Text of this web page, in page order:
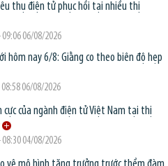
thụ điện tử phục hồi tại nhiều thị
09:06 06/08/2026
hôm nay 6/8: Giằng co theo biên độ hẹp
08:58 06/08/2026
cực của ngành điện tử Việt Nam tại thị
08:30 04/08/2026